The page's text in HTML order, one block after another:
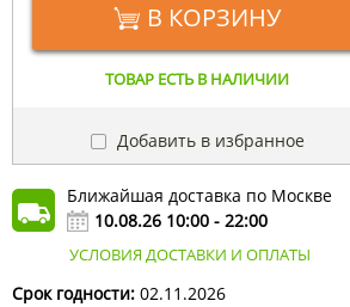
В КОРЗИНУ
ТОВАР ЕСТЬ В НАЛИЧИИ
Добавить в избранное
Ближайшая доставка по Москве
10.08.26 10:00 - 22:00
УСЛОВИЯ ДОСТАВКИ И ОПЛАТЫ
Срок годности: 02.11.2026